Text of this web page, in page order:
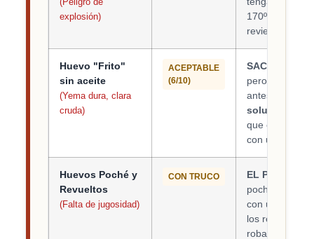
explosión)
170ºC. El
revienten.
Huevo "Frito"
sin aceite
(Yema dura, clara
cruda)
ACEPTABLE
(6/10)
SACA DE UN
pero no
antes que la
solución:
que el calor
con una gota
Huevos Poché y
Revueltos
(Falta de jugosidad)
CON TRUCO
EL POCHÉ
poché queda
con un
los revueltos
roba toda la